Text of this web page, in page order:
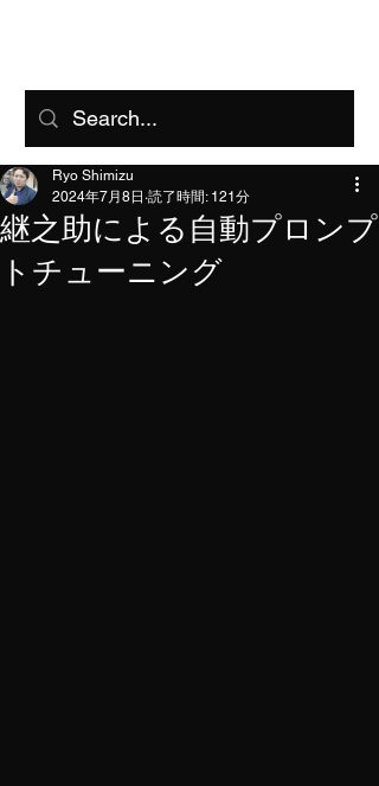
継之助による自動プロンプ
トチューニング
Ryo Shimizu
2024年7月8日 読了時間: 121分